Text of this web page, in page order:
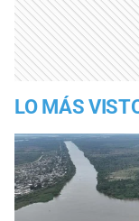
LO MÁS